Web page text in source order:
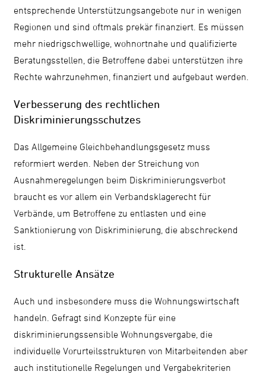
entsprechende Unterstützungsangebote nur in wenigen
Regionen und sind oftmals prekär finanziert. Es müssen
mehr niedrigschwellige, wohnortnahe und qualifizierte
Beratungsstellen, die Betroffene dabei unterstützen ihre
Rechte wahrzunehmen, finanziert und aufgebaut werden.
Verbesserung des rechtlichen
Diskriminierungsschutzes
Das Allgemeine Gleichbehandlungsgesetz muss
reformiert werden. Neben der Streichung von
Ausnahmeregelungen beim Diskriminierungsverbot
braucht es vor allem ein Verbandsklagerecht für
Verbände, um Betroffene zu entlasten und eine
Sanktionierung von Diskriminierung, die abschreckend
ist.
Strukturelle Ansätze
Auch und insbesondere muss die Wohnungswirtschaft
handeln. Gefragt sind Konzepte für eine
diskriminierungssensible Wohnungsvergabe, die
individuelle Vorurteilsstrukturen von Mitarbeitenden aber
auch institutionelle Regelungen und Vergabekriterien